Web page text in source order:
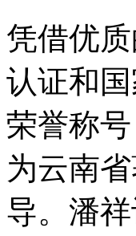
凭借优
认证和
荣誉称
为云南
导。潘